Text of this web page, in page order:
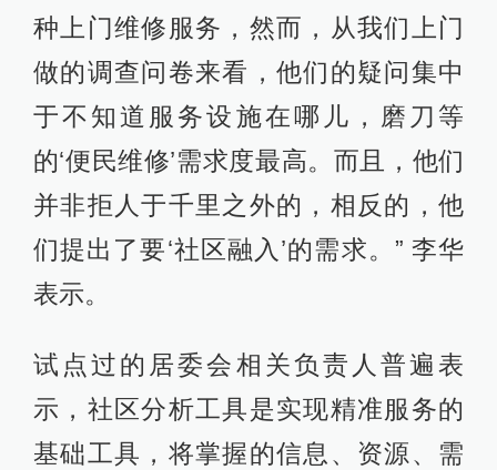
种上门维修服务，然而，从我们上门
做的调查问卷来看，他们的疑问集中
于不知道服务设施在哪儿，磨刀等
的‘便民维修’需求度最高。而且，他们
并非拒人于千里之外的，相反的，他
们提出了要‘社区融入’的需求。” 李华
表示。
试点过的居委会相关负责人普遍表
示，社区分析工具是实现精准服务的
基础工具，将掌握的信息、资源、需